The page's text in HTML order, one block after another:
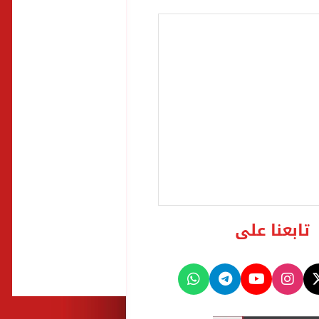
تابعنا على